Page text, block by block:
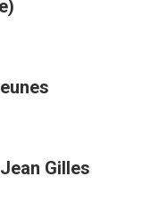
Gilles